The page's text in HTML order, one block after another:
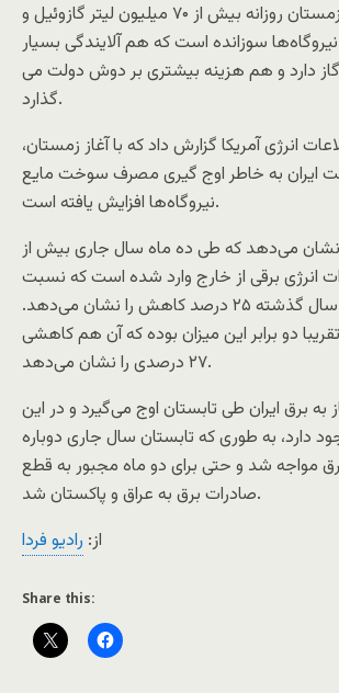
ایران در اولین ماه زمستان روزانه بیش از ۷۰ میلیون لیتر گازوئیل و
سوزانده است که هم آلایندگی بسیار
گاز دارد و هم هزینه بیشتری بر دوش دولت می
گذارد.
انرژی آمریکا گزارش داد که با آغاز زمستان،
ایران به خاطر اوج گیری مصرف سوخت مایع
نیروگاه‌ها افزایش یافته است.
نشان می‌دهد که طی ده ماه سال جاری بیش از
انرژی برقی از خارج وارد شده است که نسبت
به دوره مشابه در سال گذشته ۲۵ درصد کاهش را نشان می‌دهد.
دو برابر این میزان بوده که آن هم کاهشی
۲۷ درصدی را نشان می‌دهد.
به برق ایران طی تابستان اوج می‌گیرد و در این
دارد، به طوری که تابستان سال جاری دوباره
مواجه شد و حتی برای دو ماه مجبور به قطع
صادرات برق به عراق و پاکستان شد.
از: رادیو فردا
Share this: